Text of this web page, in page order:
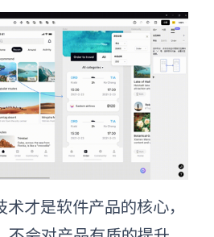
才是软件产品的核心，